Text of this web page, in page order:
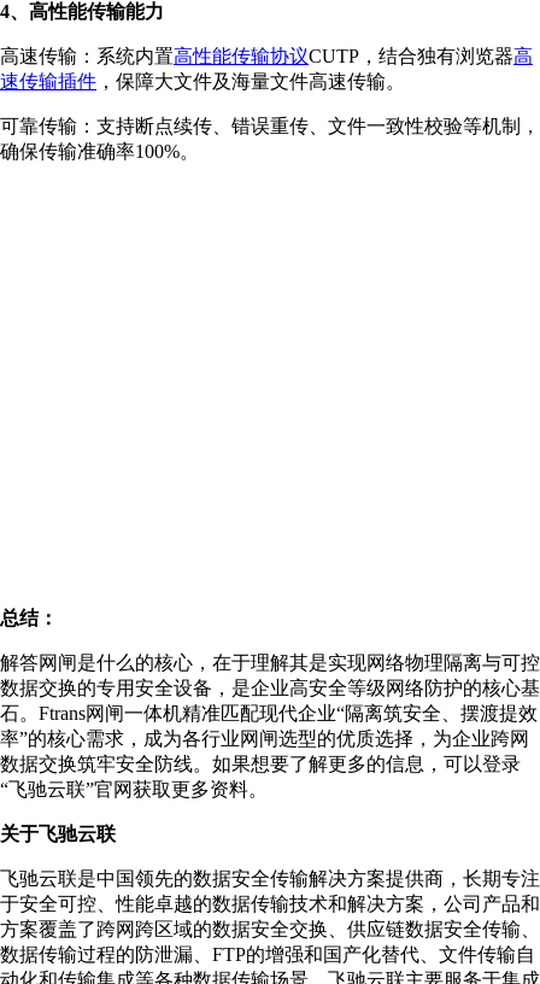
4、高性能传输能力
高速传输：系统内置高性能传输协议CUTP，结合独有浏览器高
速传输插件 ，保障大文件及海量文件高速传输。
可靠传输：支持断点续传、错误重传、文件一致性校验等机制，
确保传输准确率100%。
总结：
解答网闸是什么的核心，在于理解其是实现网络物理隔离与可控
数据交换的专用安全设备，是企业高安全等级网络防护的核心基
石。Ftrans网闸一体机精准匹配现代企业“隔离筑安全、摆渡提效
率”的核心需求，成为各行业网闸选型的优质选择，为企业跨网
数据交换筑牢安全防线。如果想要了解更多的信息，可以登录
“飞驰云联”官网获取更多资料。
关于飞驰云联
飞驰云联是中国领先的数据安全传输解决方案提供商，长期专注
于安全可控、性能卓越的数据传输技术和解决方案，公司产品和
方案覆盖了跨网跨区域的数据安全交换、供应链数据安全传输、
数据传输过程的防泄漏、FTP的增强和国产化替代、文件传输自
动化和传输集成等各种数据传输场景。飞驰云联主要服务于集成